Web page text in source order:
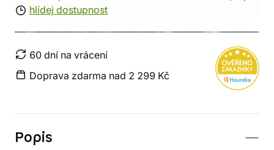
hlídej dostupnost
60 dní na vrácení
Doprava zdarma nad 2 299 Kč
Popis